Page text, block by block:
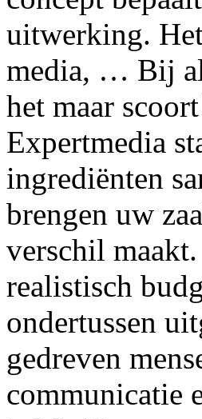
uitwerking.
media, … Bij
het maar
Expertmedia
ingrediënten
brengen uw
verschil
realistisch
ondertussen
gedreven
communicatie